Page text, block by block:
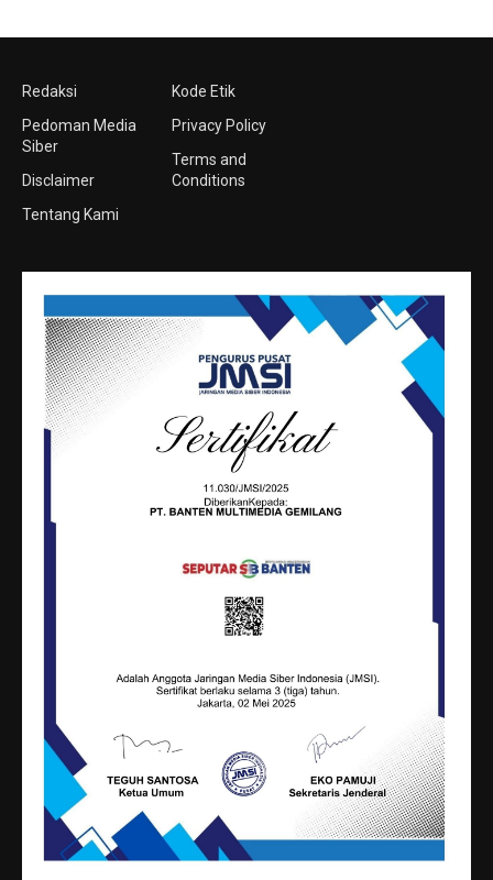
Redaksi
Pedoman Media
Siber
Disclaimer
Tentang Kami
Kode Etik
Privacy Policy
Terms and
Conditions